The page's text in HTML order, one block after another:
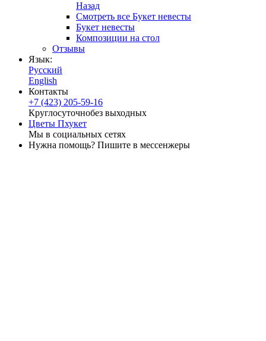
Назад
Смотреть все Букет невесты
Букет невесты
Композиции на стол
Отзывы
Язык:
Русский
English
Контакты
+7 (423) 205-59-16
Круглосуточнобез выходных
Цветы Пхукет
Мы в социальных сетях
Нужна помощь? Пишите в мессенжеры